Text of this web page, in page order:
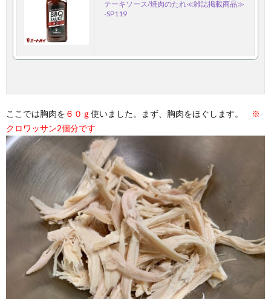
テーキソース/焼肉のたれ≪雑誌掲載商品≫
-SP119
ここでは胸肉を ６０ｇ 使いました。まず、胸肉をほぐします。
※
クロワッサン2個分です